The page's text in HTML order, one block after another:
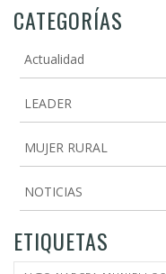
CATEGORÍAS
Actualidad
LEADER
MUJER RURAL
NOTICIAS
ETIQUETAS